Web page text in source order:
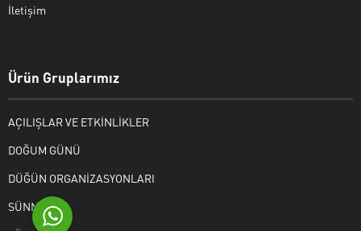
İletişim
Ürün Gruplarımız
AÇILIŞLAR VE ETKİNLİKLER
DOĞUM GÜNÜ
DÜĞÜN ORGANİZASYONLARI
SÜNNET